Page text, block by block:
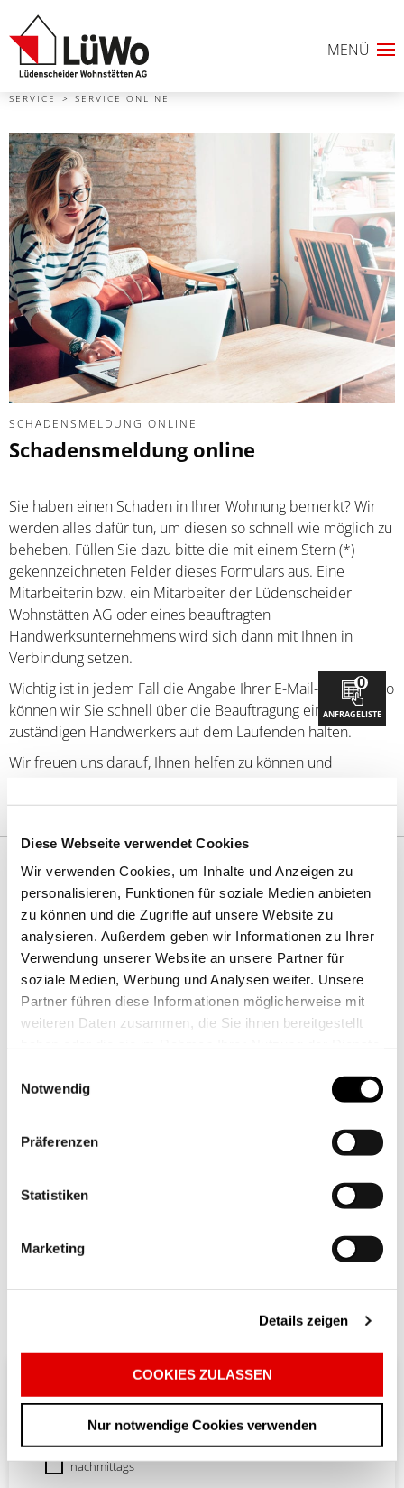
Diese Webseite verwendet Cookies
Wir verwenden Cookies, um Inhalte und Anzeigen zu
personalisieren, Funktionen für soziale Medien anbieten
zu können und die Zugriffe auf unsere Website zu
analysieren. Außerdem geben wir Informationen zu Ihrer
Verwendung unserer Website an unsere Partner für
soziale Medien, Werbung und Analysen weiter. Unsere
Partner führen diese Informationen möglicherweise mit
weiteren Daten zusammen, die Sie ihnen bereitgestellt
Cookies, wenn Sie unsere Webseite weiterhin nutzen.
Notwendig
Präferenzen
Statistiken
Marketing
Details zeigen
COOKIES ZULASSEN
Nur notwendige Cookies verwenden
SERVICE SERVICE ONLINE
SCHADENSMELDUNG ONLINE
Schadensmeldung online
Sie haben einen Schaden in Ihrer Wohnung bemerkt? Wir
werden alles dafür tun, um diesen so schnell wie möglich zu
beheben. Füllen Sie dazu bitte die mit einem Stern (*)
gekennzeichneten Felder dieses Formulars aus. Eine
Mitarbeiterin bzw. ein Mitarbeiter der Lüdenscheider
Wohnstätten AG oder eines beauftragten
Handwerksunternehmens wird sich dann mit Ihnen in
Verbindung setzen.
Wichtig ist in jedem Fall die Angabe Ihrer E-Mail-Adresse. So
können wir Sie schnell über die Beauftragung eines
zuständigen Handwerkers auf dem Laufenden halten.
Wir freuen uns darauf, Ihnen helfen zu können und
Wann sind Sie zu erreichen?
morgens
mittags
nachmittags
0
ANFRAGELISTE